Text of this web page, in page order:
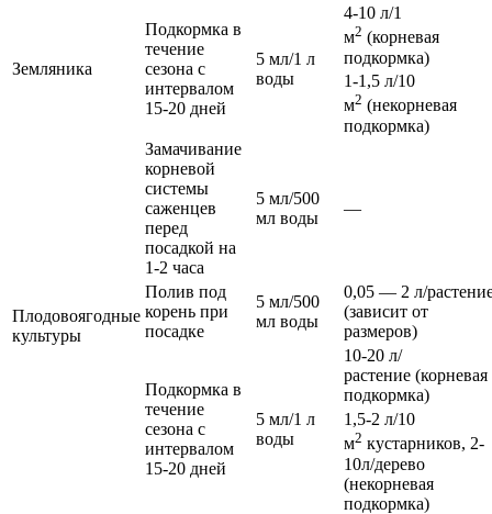
Земляника
Подкормка в
течение
сезона с
интервалом
15-20 дней
5 мл/1 л
воды
4-10 л/1
м2 (корневая
подкормка)
1-1,5 л/10
м2 (некорневая
подкормка)
Плодовоягодные
культуры
Замачивание
корневой
системы
саженцев
перед
посадкой на
1-2 часа
5 мл/500
мл воды
—
Полив под
корень при
посадке
5 мл/500
мл воды
0,05 — 2 л/
(зависит от
размеров)
Подкормка в
течение
сезона с
интервалом
15-20 дней
5 мл/1 л
воды
10-20 л/
растение (корневая
подкормка)
1,5-2 л/10
м2 кустарников, 2-
10л/дерево
(некорневая
подкормка)